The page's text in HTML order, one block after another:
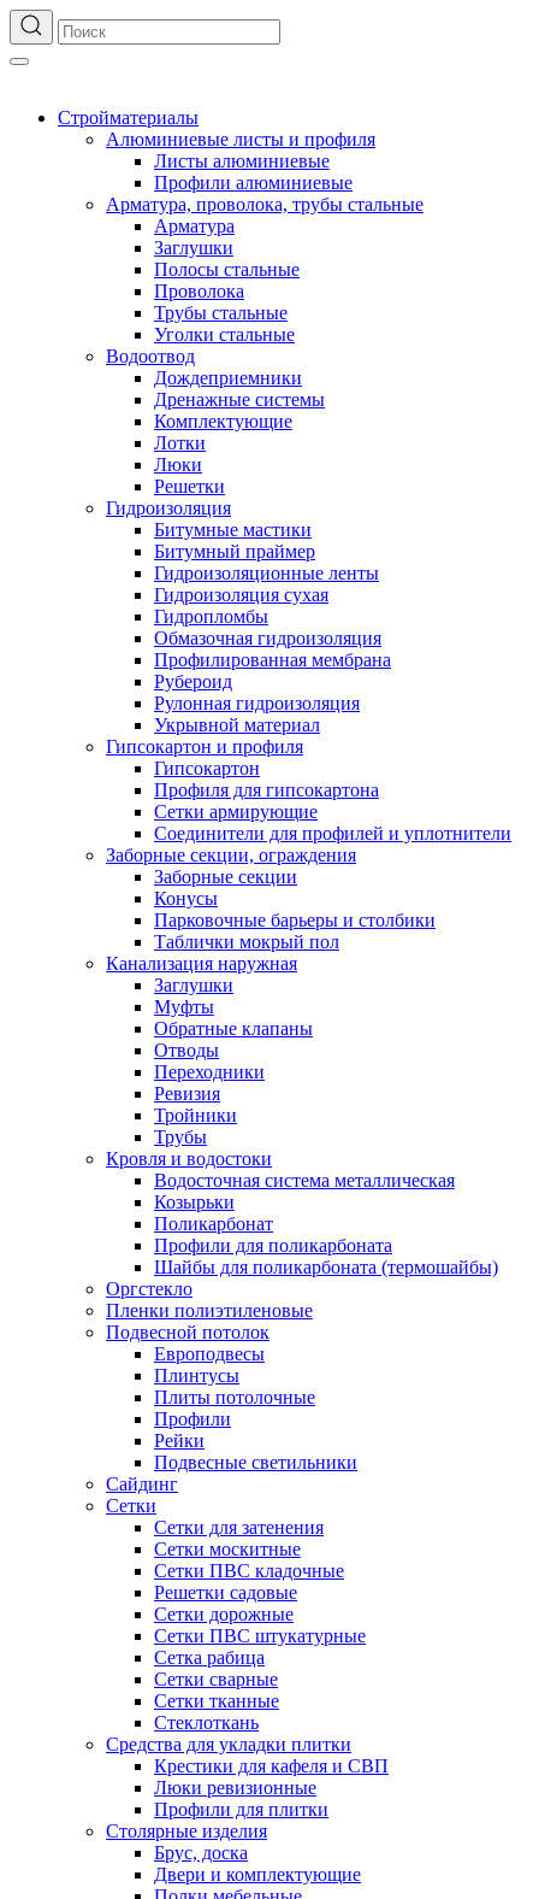
Стройматериалы
Алюминиевые листы и профиля
Листы алюминиевые
Профили алюминиевые
Арматура, проволока, трубы стальные
Арматура
Заглушки
Полосы стальные
Проволока
Трубы стальные
Уголки стальные
Водоотвод
Дождеприемники
Дренажные системы
Комплектующие
Лотки
Люки
Решетки
Гидроизоляция
Битумные мастики
Битумный праймер
Гидроизоляционные ленты
Гидроизоляция сухая
Гидропломбы
Обмазочная гидроизоляция
Профилированная мембрана
Рубероид
Рулонная гидроизоляция
Укрывной материал
Гипсокартон и профиля
Гипсокартон
Профиля для гипсокартона
Сетки армирующие
Соединители для профилей и уплотнители
Заборные секции, ограждения
Заборные секции
Конусы
Парковочные барьеры и столбики
Таблички мокрый пол
Канализация наружная
Заглушки
Муфты
Обратные клапаны
Отводы
Переходники
Ревизия
Тройники
Трубы
Кровля и водостоки
Водосточная система металлическая
Козырьки
Поликарбонат
Профили для поликарбоната
Шайбы для поликарбоната (термошайбы)
Оргстекло
Пленки полиэтиленовые
Подвесной потолок
Европодвесы
Плинтусы
Плиты потолочные
Профили
Рейки
Подвесные светильники
Сайдинг
Сетки
Сетки для затенения
Сетки москитные
Сетки ПВС кладочные
Решетки садовые
Сетки дорожные
Сетки ПВС штукатурные
Сетка рабица
Сетки сварные
Сетки тканные
Стеклоткань
Средства для укладки плитки
Крестики для кафеля и СВП
Люки ревизионные
Профили для плитки
Столярные изделия
Брус, доска
Двери и комплектующие